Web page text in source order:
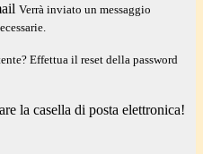
Verrà inviato un messaggio
Effettua il reset della password
la casella di posta elettronica!